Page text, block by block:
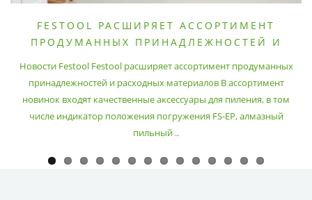
FESTOOL РАСШИРЯЕТ АССОРТИМЕНТ
ПРОДУМАННЫХ ПРИНАДЛЕЖНОСТЕЙ И
Новости Festool Festool расширяет ассортимент продуманных
принадлежностей и расходных материалов В ассортимент
новинок входят качественные аксессуары для пиления, в том
числе индикатор положения погружения FS-EP, алмазный
пильный ..